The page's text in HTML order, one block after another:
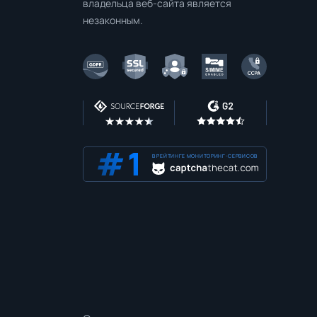
владельца веб-сайта является
незаконным.
В РЕЙТИНГЕ МОНИТОРИНГ-СЕРВИСОВ